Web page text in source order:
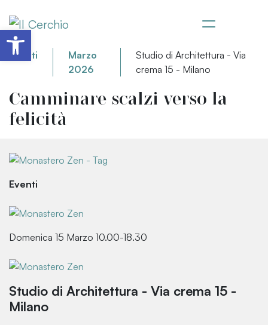
Eventi
Marzo
2026
Studio di Architettura - Via
crema 15 - Milano
Camminare scalzi verso la
felicità
Eventi
Domenica 15 Marzo 10.00-18.30
Studio di Architettura - Via crema 15 -
Milano
Apri la barra degli strumenti